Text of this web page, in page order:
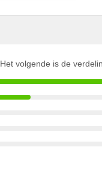
Het volgende is de